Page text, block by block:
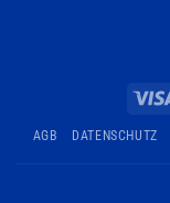
AGB DATENSCHUTZ